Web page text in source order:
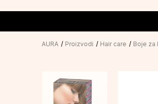
AURA Proizvodi Hair care Boje za